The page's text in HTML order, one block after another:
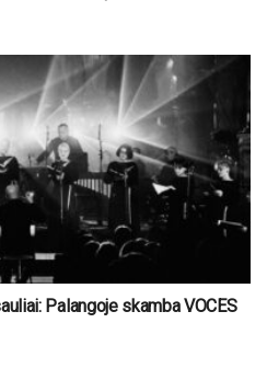
Palangoje skamba VOCES